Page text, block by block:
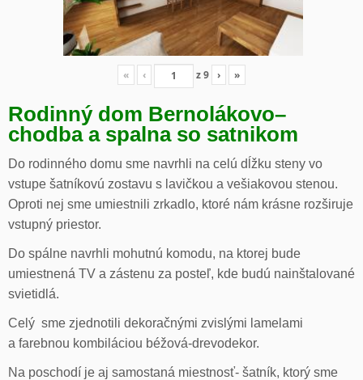
« ‹ z9 › »
Rodinný dom Bernolákovo–
chodba a spalna so satnikom
Do rodinného domu sme navrhli na celú dĺžku steny vo
vstupe šatníkovú zostavu s lavičkou a vešiakovou stenou.
Oproti nej sme umiestnili zrkadlo, ktoré nám krásne rozširuje
vstupný priestor.
Do spálne navrhli mohutnú komodu, na ktorej bude
umiestnená TV a zástenu za posteľ, kde budú nainštalované
svietidlá.
Celý sme zjednotili dekoračnými zvislými lamelami
a farebnou kombiláciou béžová-drevodekor.
Na poschodí je aj samostaná miestnosť- šatník, ktorý sme